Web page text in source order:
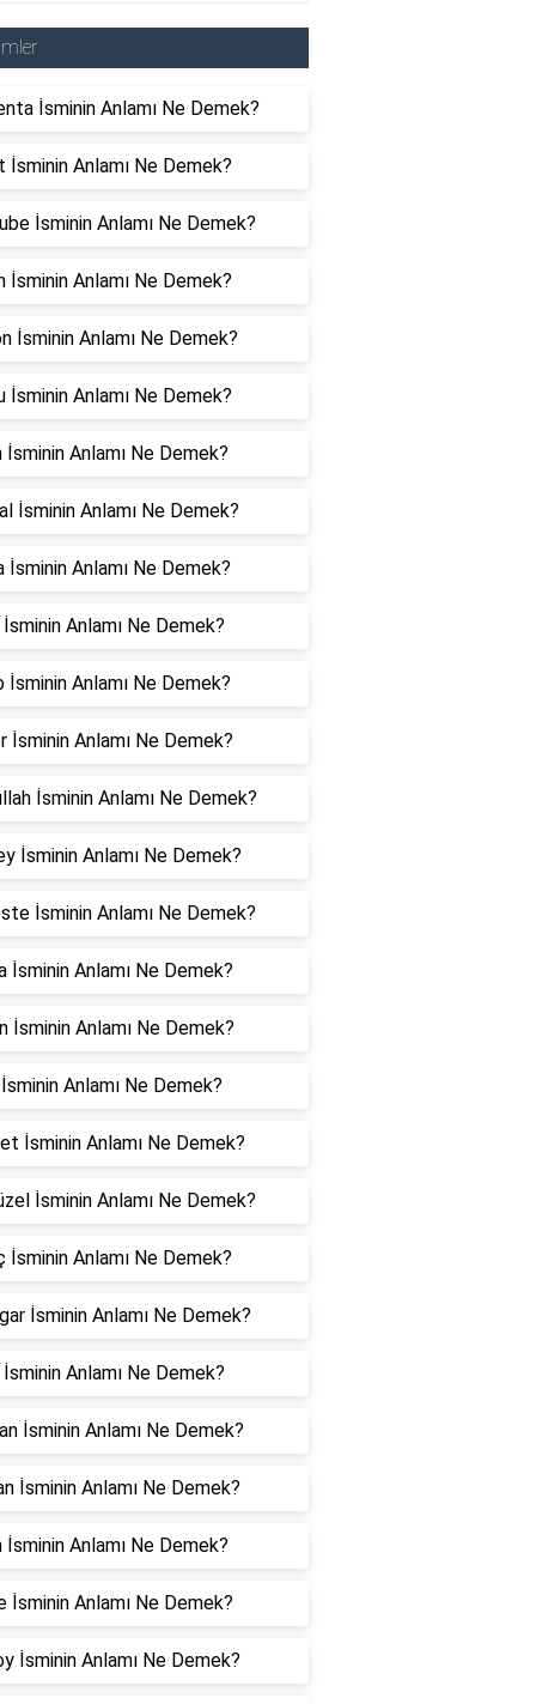
İsminin Anlamı Ne Demek?
İsminin Anlamı Ne Demek?
İsminin Anlamı Ne Demek?
İsminin Anlamı Ne Demek?
İsminin Anlamı Ne Demek?
İsminin Anlamı Ne Demek?
İsminin Anlamı Ne Demek?
İsminin Anlamı Ne Demek?
İsminin Anlamı Ne Demek?
İsminin Anlamı Ne Demek?
İsminin Anlamı Ne Demek?
İsminin Anlamı Ne Demek?
İsminin Anlamı Ne Demek?
İsminin Anlamı Ne Demek?
İsminin Anlamı Ne Demek?
İsminin Anlamı Ne Demek?
İsminin Anlamı Ne Demek?
Anlamı Ne Demek?
İsminin Anlamı Ne Demek?
İsminin Anlamı Ne Demek?
İsminin Anlamı Ne Demek?
İsminin Anlamı Ne Demek?
Anlamı Ne Demek?
İsminin Anlamı Ne Demek?
İsminin Anlamı Ne Demek?
İsminin Anlamı Ne Demek?
İsminin Anlamı Ne Demek?
İsminin Anlamı Ne Demek?